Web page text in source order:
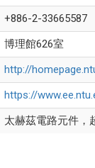
+886-2-33665587
博理館626室
http://
https://
太赫茲電路元件，